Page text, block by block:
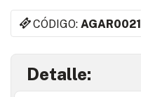
CÓDIGO:AGAR0021
Detalle: